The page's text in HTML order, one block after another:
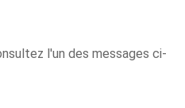
l'un des messages ci-